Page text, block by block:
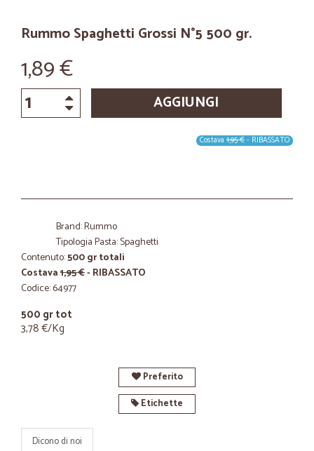
Rummo Spaghetti Grossi N°5 500 gr.
1,89 €
AGGIUNGI
Costava 1,95 €- RIBASSATO
Brand: Rummo
Tipologia Pasta: Spaghetti
Contenuto:500 gr totali
Costava1,95 €- RIBASSATO
Codice: 64977
500 gr tot
3,78 €/Kg
Preferito
Etichette
Dicono di noi